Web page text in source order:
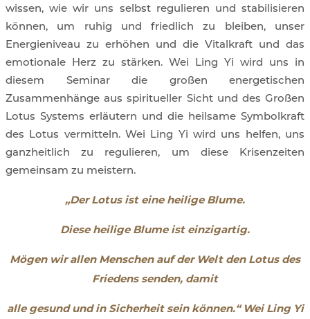
wissen, wie wir uns selbst regulieren und stabilisieren
können, um ruhig und friedlich zu bleiben, unser
Energieniveau zu erhöhen und die Vitalkraft und das
emotionale Herz zu stärken. Wei Ling Yi wird uns in
diesem Seminar die großen energetischen
Zusammenhänge aus spiritueller Sicht und des Großen
Lotus Systems erläutern und die heilsame Symbolkraft
des Lotus vermitteln. Wei Ling Yi wird uns helfen, uns
ganzheitlich zu regulieren, um diese Krisenzeiten
gemeinsam zu meistern.
„Der Lotus ist eine heilige Blume.
Diese heilige Blume ist einzigartig.
Mögen wir allen Menschen auf der Welt den Lotus des
Friedens senden, damit
alle gesund und in Sicherheit sein können.“ Wei Ling Yi